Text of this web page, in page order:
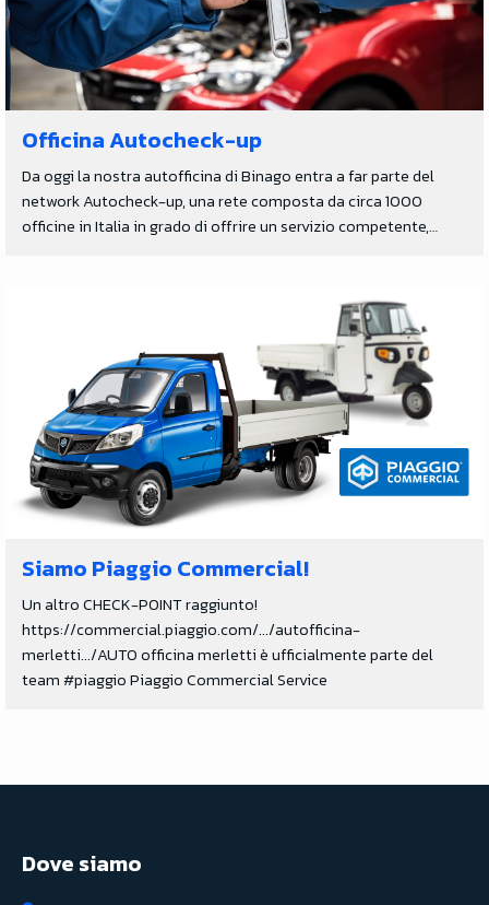
Officina Autocheck-up
Da oggi la nostra autofficina di Binago entra a far parte del
network Autocheck-up, una rete composta da circa 1000
officine in Italia in grado di offrire un servizio competente,…
Siamo Piaggio Commercial!
Un altro CHECK-POINT raggiunto!
https://commercial.piaggio.com/.../autofficina-
merletti.../AUTO officina merletti è ufficialmente parte del
team #piaggio Piaggio Commercial Service
Dove siamo